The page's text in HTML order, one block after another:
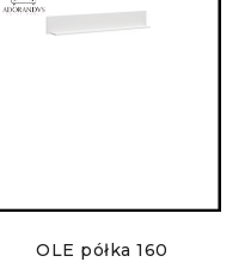
OLE półka 160